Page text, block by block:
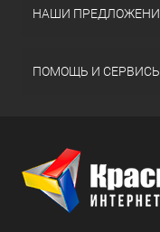
НАШИ
ПОМОЩЬ И